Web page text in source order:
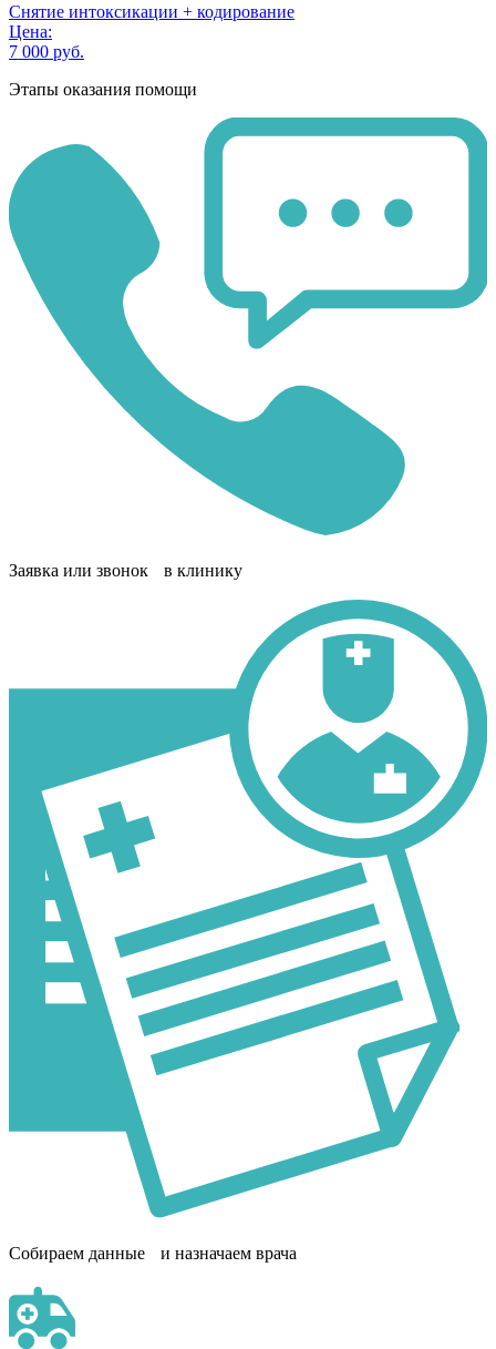
Снятие интоксикации + кодирование
Цена:
7 000 руб.
Этапы оказания помощи
Заявка или звонок в клинику
Собираем данные и назначаем врача